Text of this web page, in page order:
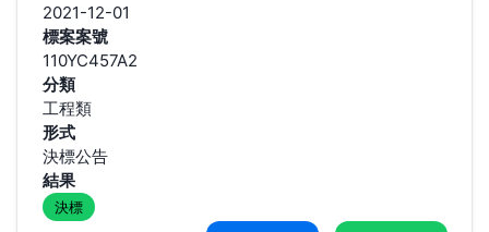
2021-12-01
標案案號
110YC457A2
分類
工程類
形式
決標公告
結果
決標